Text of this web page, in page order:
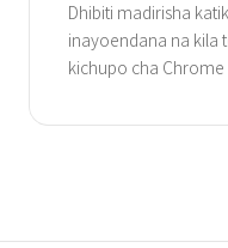
Dhibiti madirisha
inayoendana na kila
kichupo cha Chrome